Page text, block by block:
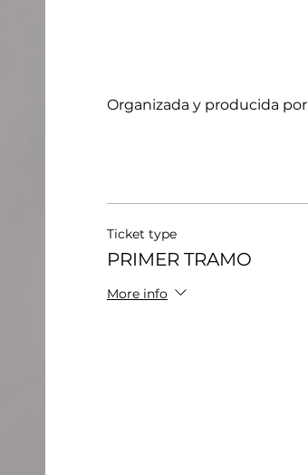
Organizada y producida por
Ticket type
PRIMER TRAMO
More info